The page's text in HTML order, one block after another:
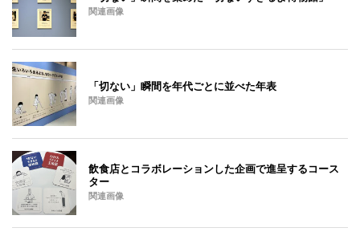
関連画像
「切ない」瞬間を年代ごとに並べた年表
関連画像
飲食店とコラボレーションした企画で進呈するコース
ター
関連画像